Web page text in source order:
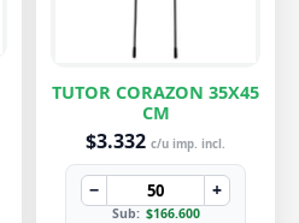
TUTOR CORAZON 35X45
CM
$3.332 c/u imp. incl.
− +
Sub: $166.600